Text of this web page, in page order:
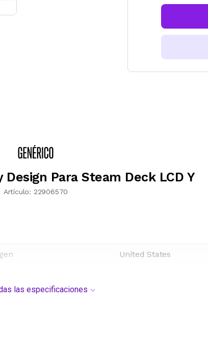
Para Steam Deck LCD Y
Artículo: 22906570
United States
las especificaciones